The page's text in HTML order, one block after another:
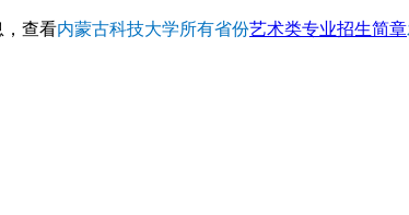
，查看内蒙古科技大学所有省份艺术类专业招生简章